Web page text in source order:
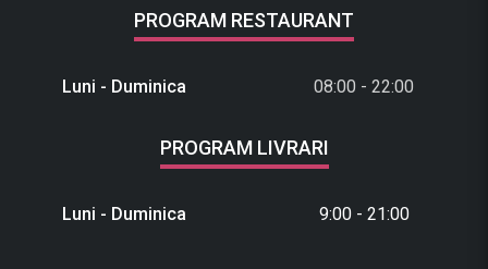
PROGRAM RESTAURANT
Luni - Duminica 08:00 - 22:00
PROGRAM LIVRARI
Luni - Duminica 9:00 - 21:00